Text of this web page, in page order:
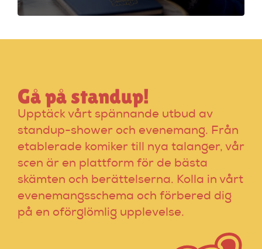
Ticketmaster och
rätt alternativ!
Gå på standup!
Upptäck vårt spännande utbud av
standup-shower och evenemang. Från
etablerade komiker till nya talanger, vår
scen är en plattform för de bästa
skämten och berättelserna. Kolla in vårt
evenemangsschema och förbered dig
på en oförglömlig upplevelse.